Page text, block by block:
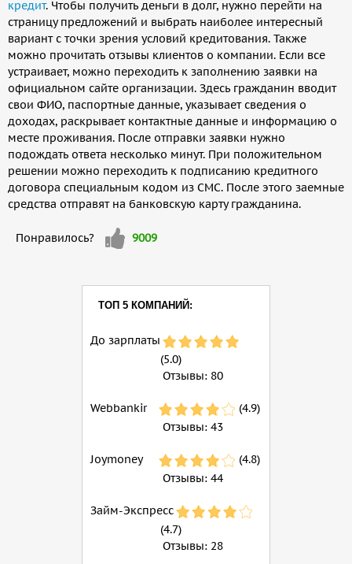
кредит. Чтобы получить деньги в долг, нужно перейти на
страницу предложений и выбрать наиболее интересный
вариант с точки зрения условий кредитования. Также
можно прочитать отзывы клиентов о компании. Если все
устраивает, можно переходить к заполнению заявки на
официальном сайте организации. Здесь гражданин вводит
свои ФИО, паспортные данные, указывает сведения о
доходах, раскрывает контактные данные и информацию о
месте проживания. После отправки заявки нужно
подождать ответа несколько минут. При положительном
решении можно переходить к подписанию кредитного
договора специальным кодом из СМС. После этого заемные
средства отправят на банковскую карту гражданина.
Понравилось?
Мне
нравится
9009
ТОП 5 КОМПАНИЙ:
До зарплаты
(5.0)
Отзывы: 80
Webbankir
(4.9)
Отзывы: 43
Joymoney
(4.8)
Отзывы: 44
Займ-Экспресс
(4.7)
Отзывы: 28